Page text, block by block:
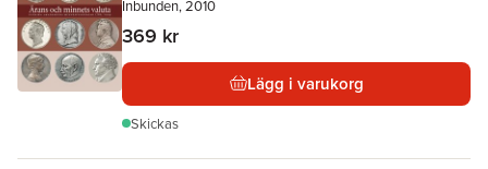
Inbunden, 2010
369 kr
Lägg i varukorg
Skickas